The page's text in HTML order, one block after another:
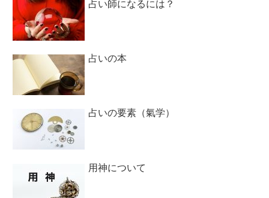
占い師になるには？
占いの本
占いの要素（氣学）
用神について